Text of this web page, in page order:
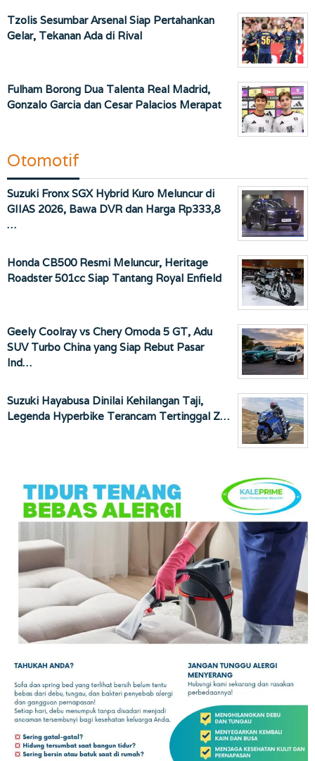
Tzolis Sesumbar Arsenal Siap Pertahankan
Gelar, Tekanan Ada di Rival
Fulham Borong Dua Talenta Real Madrid,
Gonzalo Garcia dan Cesar Palacios Merapat
Otomotif
Suzuki Fronx SGX Hybrid Kuro Meluncur di
GIIAS 2026, Bawa DVR dan Harga Rp333,8
…
Honda CB500 Resmi Meluncur, Heritage
Roadster 501cc Siap Tantang Royal Enfield
Geely Coolray vs Chery Omoda 5 GT, Adu
SUV Turbo China yang Siap Rebut Pasar
Ind…
Suzuki Hayabusa Dinilai Kehilangan Taji,
Legenda Hyperbike Terancam Tertinggal Z…